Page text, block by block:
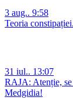
3 aug.. 9:58
Teoria
31 iul.. 13:07
RAJA: Atenție, se
Medgidia!